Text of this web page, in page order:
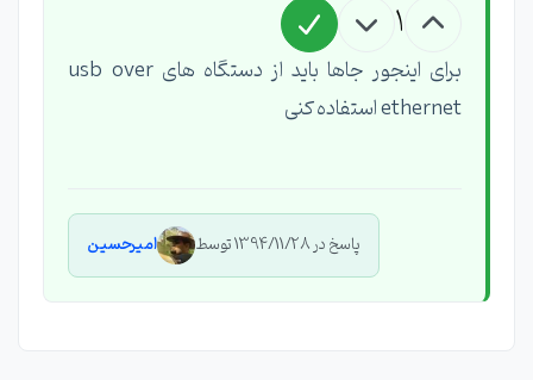
1
برای اینجور جاها باید از دستگاه های usb over
ethernet استفاده کنی
پاسخ در 1394/11/28 توسط امیرحسین